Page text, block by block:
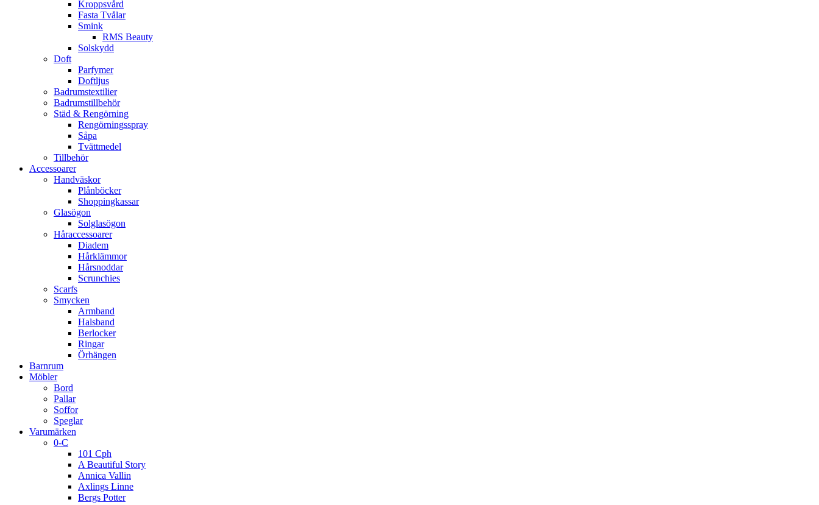
Kroppsvård
Fasta Tvålar
Smink
RMS Beauty
Solskydd
Doft
Parfymer
Doftljus
Badrumstextilier
Badrumstillbehör
Städ & Rengörning
Rengörningsspray
Såpa
Tvättmedel
Tillbehör
Accessoarer
Handväskor
Plånböcker
Shoppingkassar
Glasögon
Solglasögon
Håraccessoarer
Diadem
Hårklämmor
Hårsnoddar
Scrunchies
Scarfs
Smycken
Armband
Halsband
Berlocker
Ringar
Örhängen
Barnrum
Möbler
Bord
Pallar
Soffor
Speglar
Varumärken
0-C
101 Cph
A Beautiful Story
Annica Vallin
Axlings Linne
Bergs Potter